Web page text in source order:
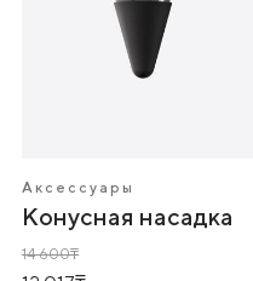
Аксессуары
Конусная насадка
14 600